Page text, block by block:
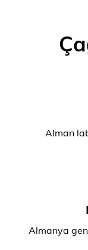
Alman
Almanya